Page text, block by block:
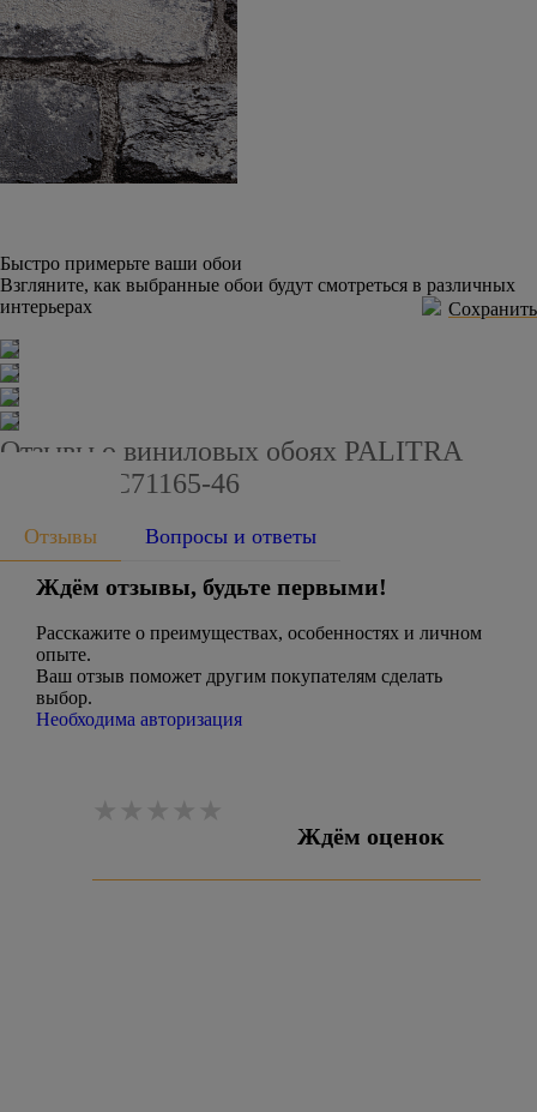
Быстро примерьте ваши обои
Взгляните, как выбранные обои будут смотреться в различных
интерьерах
Сохранить
Отзывы о виниловых обоях PALITRA
HOME HC71165-46
Отзывы Вопросы и ответы
Ждём отзывы, будьте первыми!
Расскажите о преимуществах, особенностях и личном
опыте.
Ваш отзыв поможет другим покупателям сделать
выбор.
Необходима авторизация
Ждём оценок